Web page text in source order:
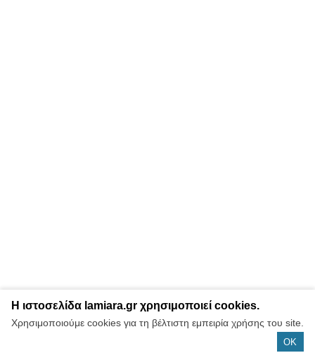
Η ιστοσελίδα lamiara.gr χρησιμοποιεί cookies.
Χρησιμοποιούμε cookies για τη βέλτιστη εμπειρία χρήσης του site.
OK